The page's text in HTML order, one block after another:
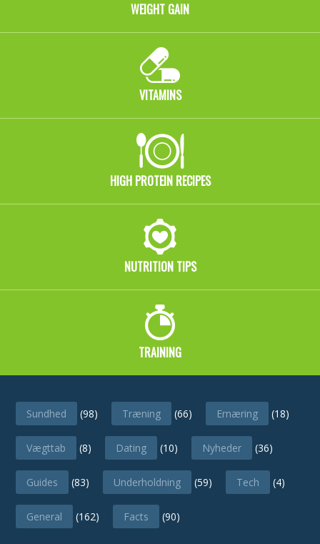
WEIGHT GAIN
VITAMINS
HIGH PROTEIN RECIPES
NUTRITION TIPS
TRAINING
CATEGORIES
Sundhed (98) Træning (66) Ernæring (18)
Vægttab (8) Dating (10) Nyheder (36)
Guides (83) Underholdning (59) Tech (4)
General (162) Facts (90)